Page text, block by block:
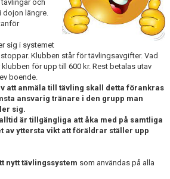
och
dojon längre.
sig i systemet
Klubben står för tävlingsavgifter. Vad
för upp till 600 kr. Rest betalas utav
boende.
att anmäla till tävling skall detta förankras
ansvarig tränare i den grupp man
sig.
är tillgängliga att åka med på samtliga
av yttersta vikt att föräldrar ställer upp
nytt tävlingssystem som användas på alla